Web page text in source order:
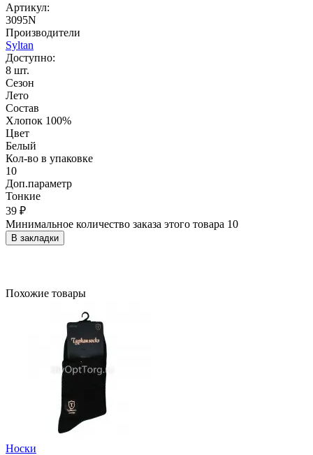
Артикул:
3095N
Производители
Syltan
Доступно:
8 шт.
Сезон
Лето
Состав
Хлопок 100%
Цвет
Белый
Кол-во в упаковке
10
Доп.параметр
Тонкие
39 ₽
Минимальное количество заказа этого товара 10
В закладки
Похожие товары
Носки